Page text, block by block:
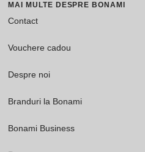
MAI MULTE DESPRE BONAMI
Contact
Vouchere cadou
Despre noi
Branduri la Bonami
Bonami Business